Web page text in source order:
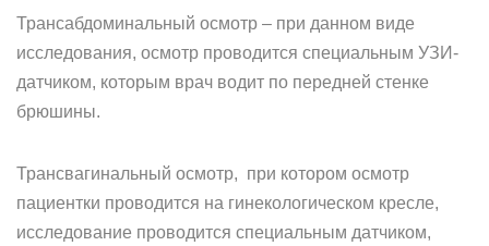
Трансабдоминальный осмотр – при данном виде
исследования, осмотр проводится специальным УЗИ-
датчиком, которым врач водит по передней стенке
брюшины.
Трансвагинальный осмотр, при котором осмотр
пациентки проводится на гинекологическом кресле,
исследование проводится специальным датчиком,